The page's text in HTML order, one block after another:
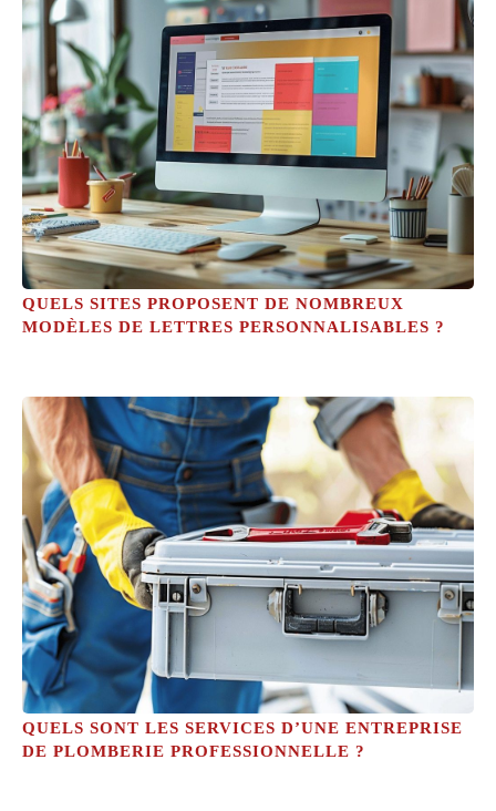
QUELS SITES PROPOSENT DE NOMBREUX
MODÈLES DE LETTRES PERSONNALISABLES ?
QUELS SONT LES SERVICES D’UNE ENTREPRISE
DE PLOMBERIE PROFESSIONNELLE ?